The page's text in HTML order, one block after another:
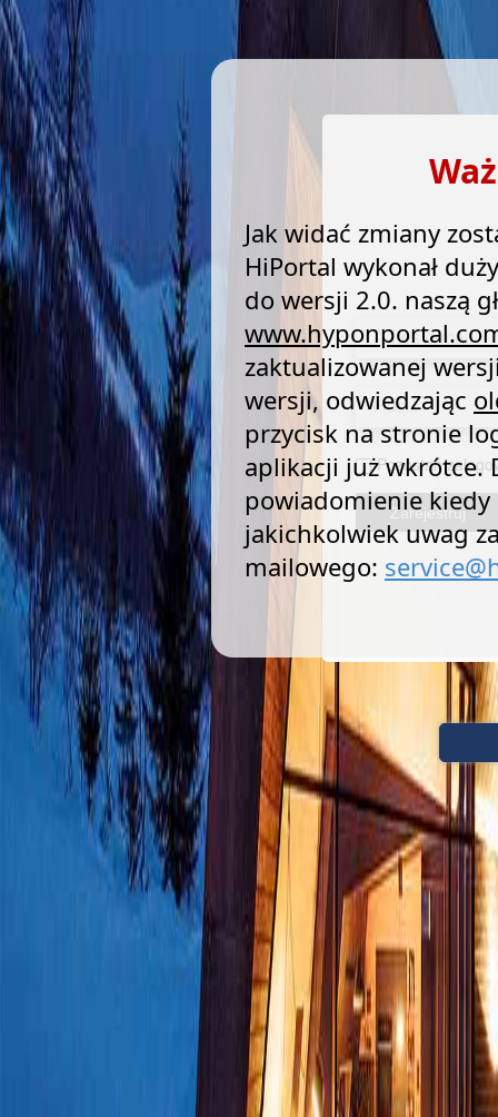
Pozostań
Zarejestruj
Jak widać zmiany
HiPortal wykonał
do wersji 2.0. naszą
zaktualizowanej
wersji, odwiedzając
przycisk na stronie
aplikacji już wkrótce.
powiadomienie
jakichkolwiek uwag
mailowego: